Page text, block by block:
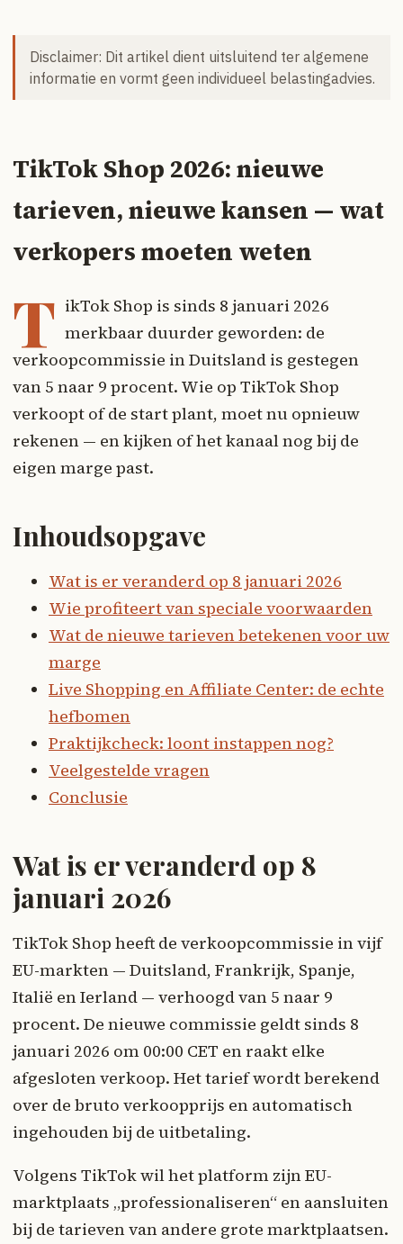
Disclaimer: Dit artikel dient uitsluitend ter algemene
informatie en vormt geen individueel belastingadvies.
TikTok Shop 2026: nieuwe
tarieven, nieuwe kansen — wat
verkopers moeten weten
T ikTok Shop is sinds 8 januari 2026
merkbaar duurder geworden: de
verkoopcommissie in Duitsland is gestegen
van 5 naar 9 procent. Wie op TikTok Shop
verkoopt of de start plant, moet nu opnieuw
rekenen — en kijken of het kanaal nog bij de
eigen marge past.
Inhoudsopgave
Wat is er veranderd op 8 januari 2026
Wie profiteert van speciale voorwaarden
Wat de nieuwe tarieven betekenen voor uw
marge
Live Shopping en Affiliate Center: de echte
hefbomen
Praktijkcheck: loont instappen nog?
Veelgestelde vragen
Conclusie
Wat is er veranderd op 8
januari 2026
TikTok Shop heeft de verkoopcommissie in vijf
EU-markten — Duitsland, Frankrijk, Spanje,
Italië en Ierland — verhoogd van 5 naar 9
procent. De nieuwe commissie geldt sinds 8
januari 2026 om 00:00 CET en raakt elke
afgesloten verkoop. Het tarief wordt berekend
over de bruto verkoopprijs en automatisch
ingehouden bij de uitbetaling.
Volgens TikTok wil het platform zijn EU-
marktplaats „professionaliseren“ en aansluiten
bij de tarieven van andere grote marktplaatsen.